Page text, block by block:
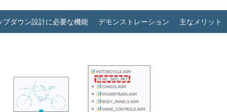
プダウン設計に必要な機能 デモンストレーション 主なメリット